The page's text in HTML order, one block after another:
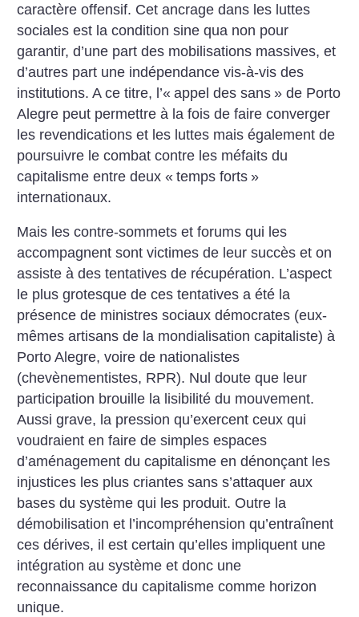
caractère offensif. Cet ancrage dans les luttes
sociales est la condition sine qua non pour
garantir, d’une part des mobilisations massives, et
d’autres part une indépendance vis-à-vis des
institutions. A ce titre, l’« appel des sans » de Porto
Alegre peut permettre à la fois de faire converger
les revendications et les luttes mais également de
poursuivre le combat contre les méfaits du
capitalisme entre deux « temps forts »
internationaux.
Mais les contre-sommets et forums qui les
accompagnent sont victimes de leur succès et on
assiste à des tentatives de récupération. L’aspect
le plus grotesque de ces tentatives a été la
présence de ministres sociaux démocrates (eux-
mêmes artisans de la mondialisation capitaliste) à
Porto Alegre, voire de nationalistes
(chevènementistes, RPR). Nul doute que leur
participation brouille la lisibilité du mouvement.
Aussi grave, la pression qu’exercent ceux qui
voudraient en faire de simples espaces
d’aménagement du capitalisme en dénonçant les
injustices les plus criantes sans s’attaquer aux
bases du système qui les produit. Outre la
démobilisation et l’incompréhension qu’entraînent
ces dérives, il est certain qu’elles impliquent une
intégration au système et donc une
reconnaissance du capitalisme comme horizon
unique.